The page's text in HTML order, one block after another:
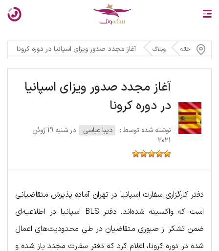
خانه وبلاگ آغاز مجدد صدور ویزای اسپانیا در دوره کرونا
آغاز مجدد صدور ویزای اسپانیا
در دوره کرونا
نوشته شده توسط : دیبا عباسی
در شنبه 19 ژوئن
2021
دفتر کارگزاری سفارت اسپانیا در تهران آماده پذیرش متقاضیانی
است که واکسینه شده‌اند. دفتر BLS اسپانیا در اطلاعیه‌ای
ضمن تشکر از صبوری متقاضیان در طی محدودیت‌های اعمال
شده در دوره کرونا، اعلام کرد که دفتر سفارت مجدد باز شده و